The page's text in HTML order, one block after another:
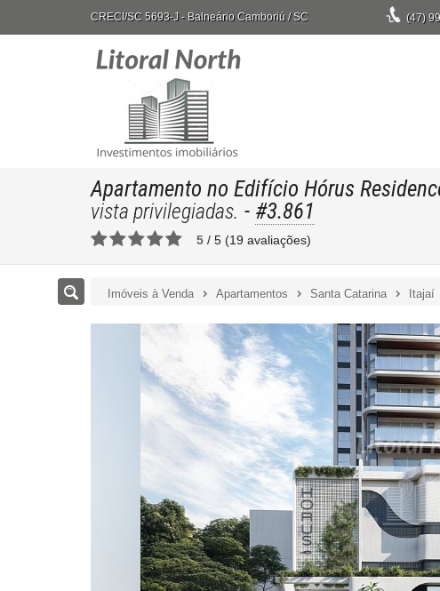
CRECI/SC 5693-J - Balneário Camboriú /SC (47)
Apartamento no Edifício Hórus
vista privilegiadas. - #3.861
5 / 5 (19 avaliações)
Imóveis à Venda Apartamentos Santa Catarina Itajaí